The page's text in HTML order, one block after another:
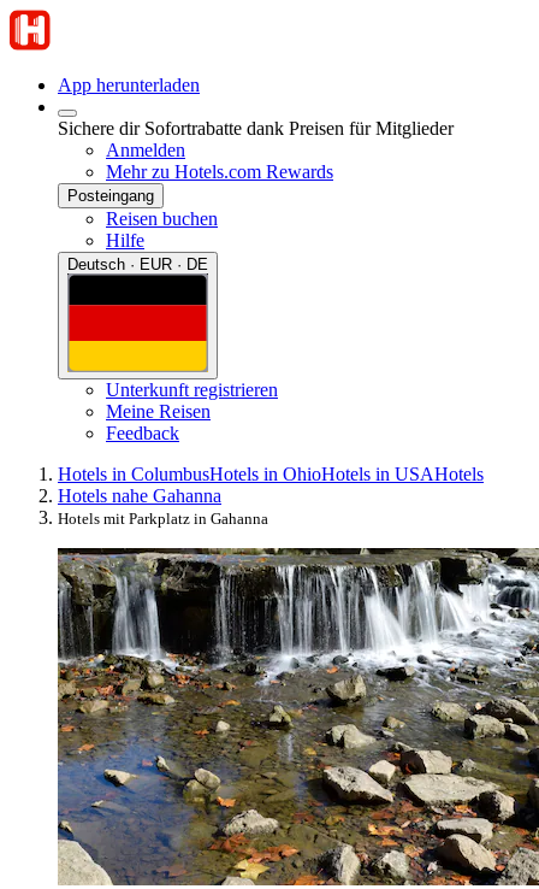
App herunterladen
Sichere dir Sofortrabatte dank Preisen für Mitglieder
Anmelden
Mehr zu Hotels.com Rewards
Posteingang
Reisen buchen
Hilfe
Deutsch · EUR · DE
Unterkunft registrieren
Meine Reisen
Feedback
Hotels in ColumbusHotels in OhioHotels in USAHotels
Hotels nahe Gahanna
Hotels mit Parkplatz in Gahanna